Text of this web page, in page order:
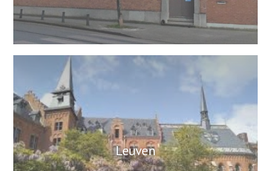
Leuven